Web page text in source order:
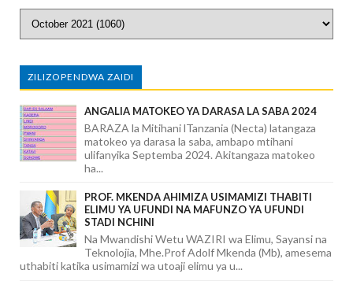
ZILIZOPENDWA ZAIDI
ANGALIA MATOKEO YA DARASA LA SABA 2024
BARAZA la Mitihani lTanzania (Necta) latangaza
matokeo ya darasa la saba, ambapo mtihani
ulifanyika Septemba 2024. Akitangaza matokeo
ha...
PROF. MKENDA AHIMIZA USIMAMIZI THABITI
ELIMU YA UFUNDI NA MAFUNZO YA UFUNDI
STADI NCHINI
Na Mwandishi Wetu WAZIRI wa Elimu, Sayansi na
Teknolojia, Mhe.Prof Adolf Mkenda (Mb), amesema
uthabiti katika usimamizi wa utoaji elimu ya u...